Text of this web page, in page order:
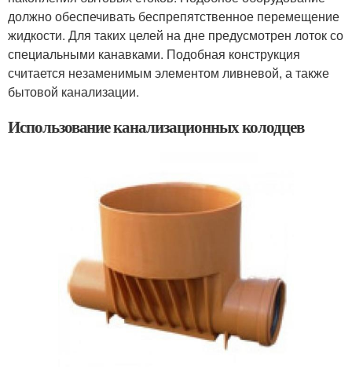
должно обеспечивать беспрепятственное перемещение
жидкости. Для таких целей на дне предусмотрен лоток со
специальными канавками. Подобная конструкция
считается незаменимым элементом ливневой, а также
бытовой канализации.
Использование канализационных колодцев